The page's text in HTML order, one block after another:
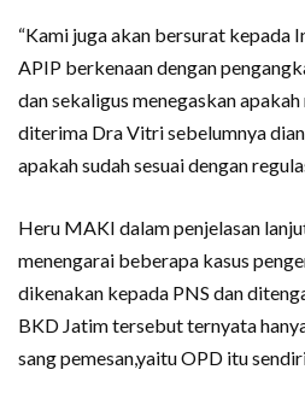
“Kami juga akan bersurat kepada
APIP berkenaan dengan
dan sekaligus menegaskan
diterima Dra Vitri sebelumnya
apakah sudah sesuai dengan
Heru MAKI dalam penjelasan
menengarai beberapa kasus
dikenakan kepada PNS dan
BKD Jatim tersebut ternyata
sang pemesan,yaitu OPD itu